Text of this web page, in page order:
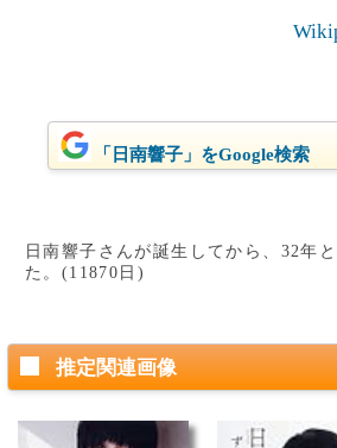
「日南響子」をGoogle検索
日南響子さんが誕生してから、32年
た。(11870日)
推定関連画像